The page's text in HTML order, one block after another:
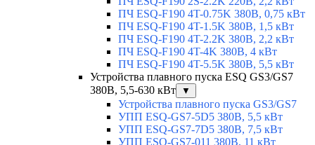
ПЧ ESQ-F190 4T-0.75K 380В, 0,75 кВт
ПЧ ESQ-F190 4T-1.5K 380В, 1,5 кВт
ПЧ ESQ-F190 4T-2.2K 380В, 2,2 кВт
ПЧ ESQ-F190 4T-4K 380В, 4 кВт
ПЧ ESQ-F190 4T-5.5K 380В, 5,5 кВт
Устройства плавного пуска ESQ GS3/GS7
380В, 5,5-630 кВт
▼
Устройства плавного пуска GS3/GS7
УПП ESQ-GS7-5D5 380В, 5,5 кВт
УПП ESQ-GS7-7D5 380В, 7,5 кВт
УПП ESQ-GS7-011 380В, 11 кВт